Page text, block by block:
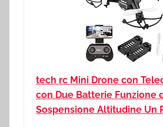
tech rc Mini Drone con
con Due Batterie Funzione
Sospensione Altitudine Un